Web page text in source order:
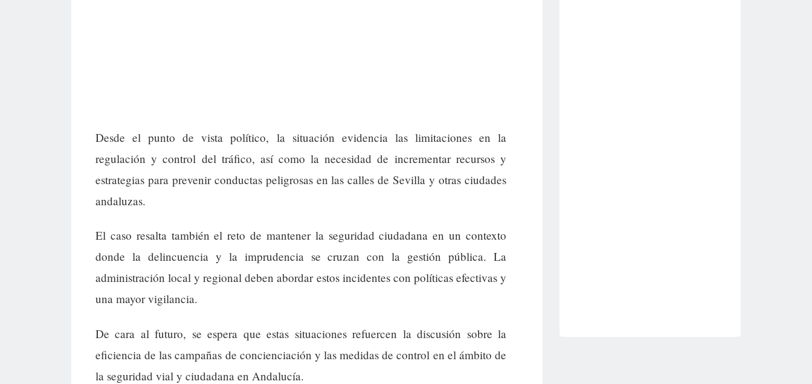
Desde el punto de vista político, la situación evidencia las limitaciones en la
regulación y control del tráfico, así como la necesidad de incrementar recursos y
estrategias para prevenir conductas peligrosas en las calles de Sevilla y otras ciudades
andaluzas.
El caso resalta también el reto de mantener la seguridad ciudadana en un contexto
donde la delincuencia y la imprudencia se cruzan con la gestión pública. La
administración local y regional deben abordar estos incidentes con políticas efectivas y
una mayor vigilancia.
De cara al futuro, se espera que estas situaciones refuercen la discusión sobre la
eficiencia de las campañas de concienciación y las medidas de control en el ámbito de
la seguridad vial y ciudadana en Andalucía.